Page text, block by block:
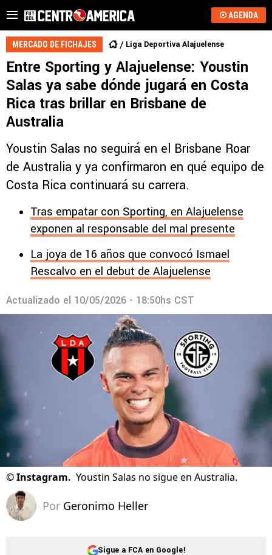
AGENDA
MERCADO DE FICHAJES Liga Deportiva Alajuelense
Entre Sporting y Alajuelense: Youstin
Salas ya sabe dónde jugará en Costa
Rica tras brillar en Brisbane de
Australia
Youstin Salas no seguirá en el Brisbane Roar
de Australia y ya confirmaron en qué equipo de
Costa Rica continuará su carrera.
Tras empatar con Sporting, en Alajuelense
exponen al responsable del mal presente
La joya de 16 años que convocó Ismael
Rescalvo en el debut de Alajuelense
Actualizado el 10/05/2026 - 18:50hs CST
©Instagram. Youstin Salas no sigue en Australia.
Por Geronimo Heller
Sigue a FCA en Google!